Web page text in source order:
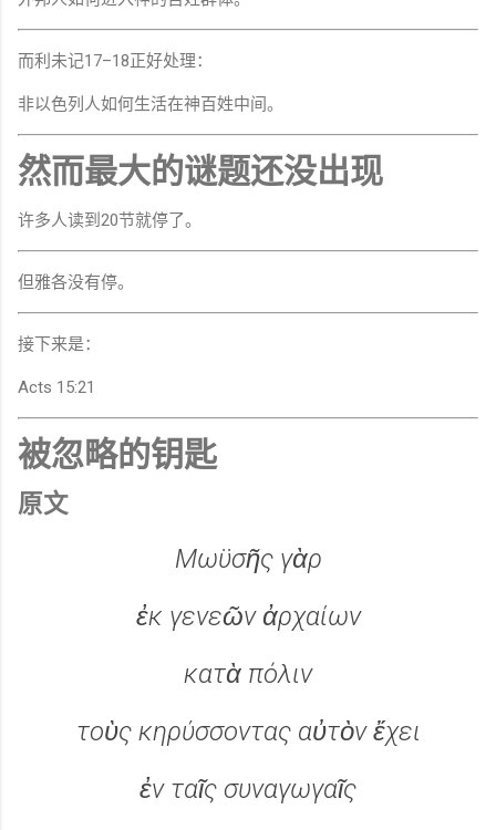
而利未记17–18正好处理：
非以色列人如何生活在神百姓中间。
然而最大的谜题还没出现
许多人读到20节就停了。
但雅各没有停。
接下来是：
Acts 15:21
被忽略的钥匙
原文
Μωϋσῆς γὰρ
ἐκ γενεῶν ἀρχαίων
κατὰ πόλιν
τοὺς κηρύσσοντας αὐτὸν ἔχει
ἐν ταῖς συναγωγαῖς